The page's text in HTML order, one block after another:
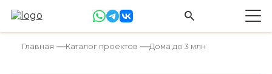
Главная Каталог проектов Дома до 3 млн